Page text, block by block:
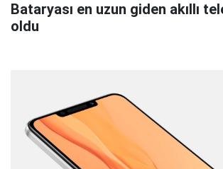
Bataryası en uzun giden akıllı
oldu